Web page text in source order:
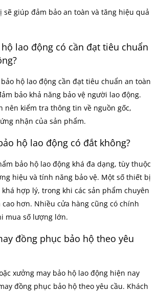
sẽ giúp đảm bảo an toàn và tăng hiệu quả
lao động có cần đạt tiêu chuẩn
bảo hộ lao động cần đạt tiêu chuẩn an toàn
bảo khả năng bảo vệ người lao động.
nên kiểm tra thông tin về nguồn gốc,
nhận của sản phẩm.
hộ lao động có đắt không?
bảo hộ lao động khá đa dạng, tùy thuộc
hiệu và tính năng bảo vệ. Một số thiết bị
hợp lý, trong khi các sản phẩm chuyên
hơn. Nhiều cửa hàng cũng có chính
mua số lượng lớn.
đồng phục bảo hộ theo yêu
xưởng may bảo hộ lao động hiện nay
đồng phục bảo hộ theo yêu cầu. Khách